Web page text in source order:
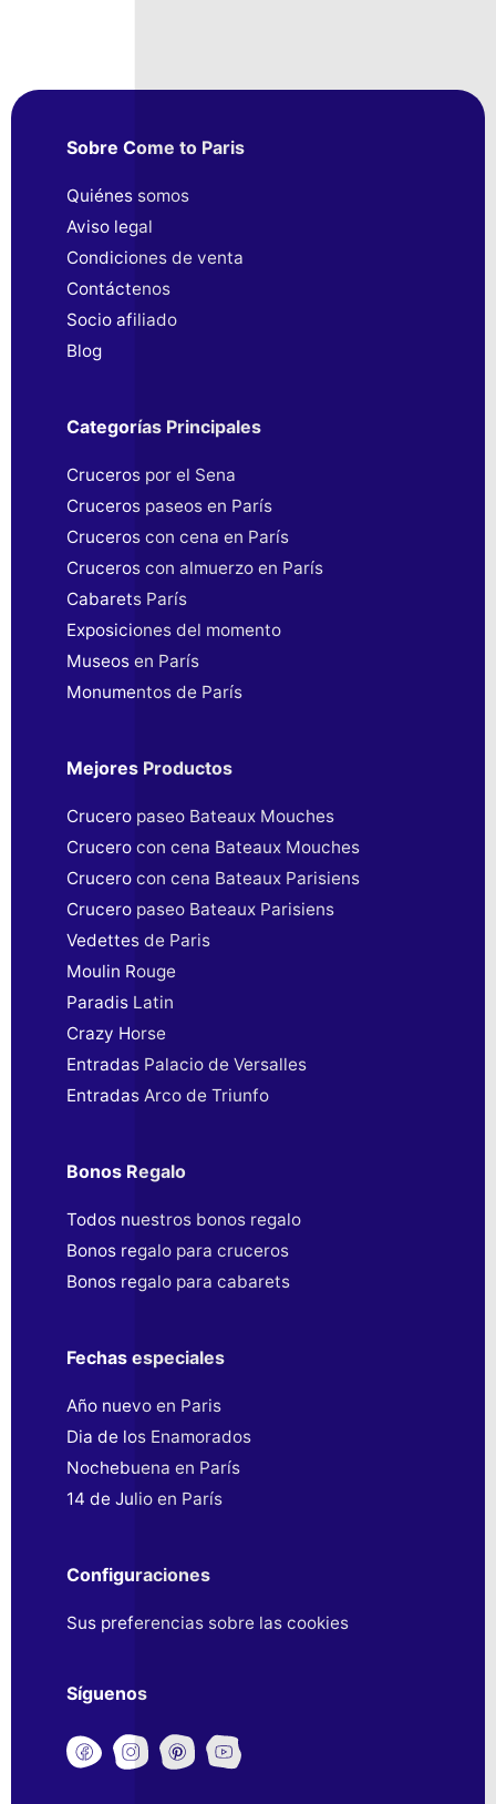
Sobre Come to Paris
Quiénes somos
Aviso legal
Condiciones de venta
Contáctenos
Socio afiliado
Blog
Categorías Principales
Cruceros por el Sena
Cruceros paseos en París
Cruceros con cena en París
Cruceros con almuerzo en París
Cabarets París
Exposiciones del momento
Museos en París
Monumentos de París
Mejores Productos
Crucero paseo Bateaux Mouches
Crucero con cena Bateaux Mouches
Crucero con cena Bateaux Parisiens
Crucero paseo Bateaux Parisiens
Vedettes de Paris
Moulin Rouge
Paradis Latin
Crazy Horse
Entradas Palacio de Versalles
Entradas Arco de Triunfo
Bonos Regalo
Todos nuestros bonos regalo
Bonos regalo para cruceros
Bonos regalo para cabarets
Fechas especiales
Año nuevo en Paris
Dia de los Enamorados
Nochebuena en París
14 de Julio en París
Configuraciones
Sus preferencias sobre las cookies
Síguenos